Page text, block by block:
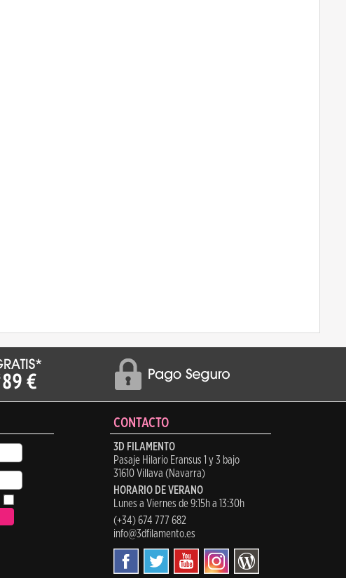
CONTACTO
3D FILAMENTO
Pasaje Hilario Eransus 1 y 3 bajo
31610 Villava (Navarra)
HORARIO DE VERANO
Lunes a Viernes de 9:15h a 13:30h
(+34) 674 777 682
info@3dfilamento.es